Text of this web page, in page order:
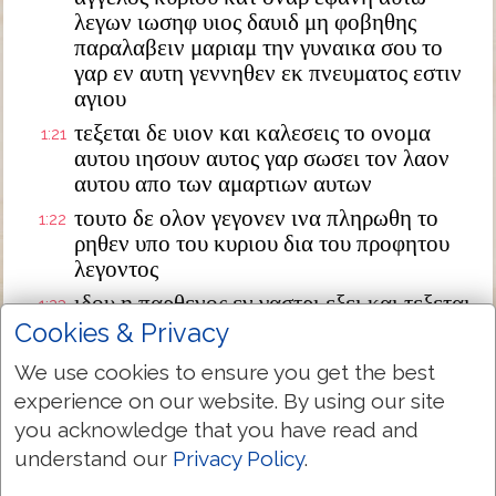
λεγων ιωσηφ υιος δαυιδ μη φοβηθης
παραλαβειν μαριαμ την γυναικα σου το
γαρ εν αυτη γεννηθεν εκ πνευματος εστιν
αγιου
1:21 τεξεται δε υιον και καλεσεις το ονομα
αυτου ιησουν αυτος γαρ σωσει τον λαον
αυτου απο των αμαρτιων αυτων
1:22 τουτο δε ολον γεγονεν ινα πληρωθη το
ρηθεν υπο του κυριου δια του προφητου
λεγοντος
1:23 ιδου η παρθενος εν γαστρι εξει και τεξεται
υιον και καλεσουσιν το ονομα αυτου
εμμανουηλ ο εστιν μεθερμηνευομενον μεθ
ημων ο θεος
1:24 διεγερθεις δε ο ιωσηφ απο του υπνου
εποιησεν ως προσεταξεν αυτω ο αγγελος
κυριου και παρελαβεν την γυναικα αυτου
Cookies & Privacy
We use cookies to ensure you get the best
experience on our website. By using our site
you acknowledge that you have read and
understand our Privacy Policy.